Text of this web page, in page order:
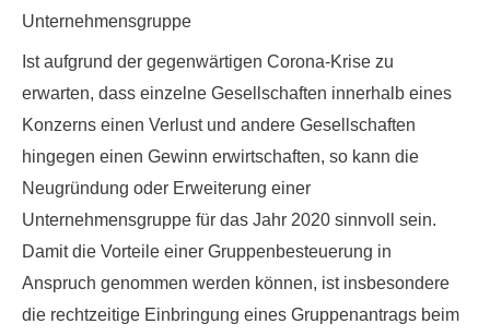
Unternehmensgruppe
Ist aufgrund der gegenwärtigen Corona-Krise zu
erwarten, dass einzelne Gesellschaften innerhalb eines
Konzerns einen Verlust und andere Gesellschaften
hingegen einen Gewinn erwirtschaften, so kann die
Neugründung oder Erweiterung einer
Unternehmensgruppe für das Jahr 2020 sinnvoll sein.
Damit die Vorteile einer Gruppenbesteuerung in
Anspruch genommen werden können, ist insbesondere
die rechtzeitige Einbringung eines Gruppenantrags beim